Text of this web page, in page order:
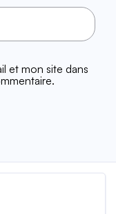
et mon site dans